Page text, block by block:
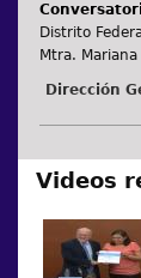
Distrito
Mtra.
Dirección
Videos